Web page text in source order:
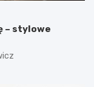
– stylowe